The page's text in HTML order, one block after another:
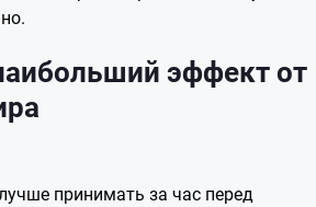
эффект от
принимать за час перед